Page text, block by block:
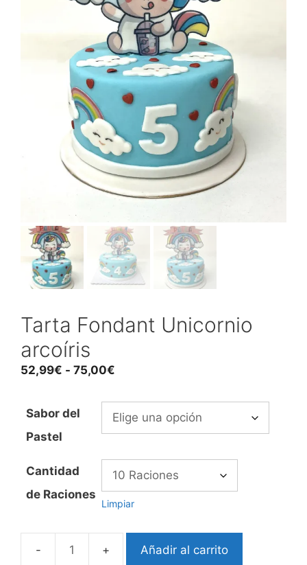
Tarta Fondant Unicornio
arcoíris
52,99€ - 75,00€
precios:
desde
52,99€
75,00€
Sabor del
Pastel
Cantidad
de Raciones
Limpiar
Tarta
Añadir al carrito